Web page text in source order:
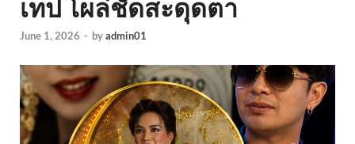
เทป โผล่ชัดสะดุดตา
June 1, 2026 - byadmin01